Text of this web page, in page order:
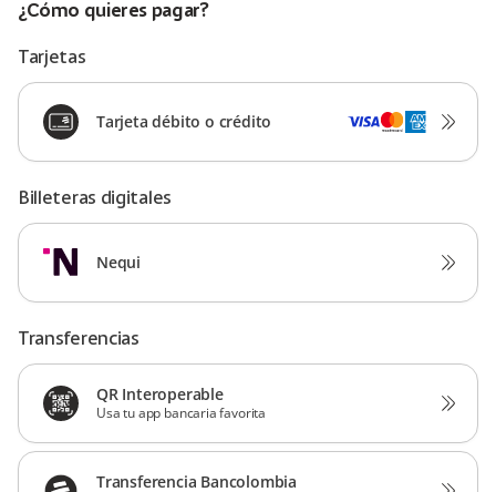
¿Cómo quieres pagar?
Tarjetas
Tarjeta débito o crédito
Billeteras digitales
Nequi
Transferencias
QR Interoperable
Usa tu app bancaria favorita
Transferencia Bancolombia